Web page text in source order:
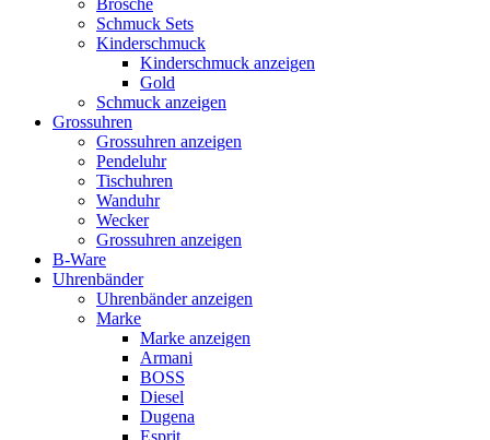
Brosche
Schmuck Sets
Kinderschmuck
Kinderschmuck anzeigen
Gold
Schmuck anzeigen
Grossuhren
Grossuhren anzeigen
Pendeluhr
Tischuhren
Wanduhr
Wecker
Grossuhren anzeigen
B-Ware
Uhrenbänder
Uhrenbänder anzeigen
Marke
Marke anzeigen
Armani
BOSS
Diesel
Dugena
Esprit